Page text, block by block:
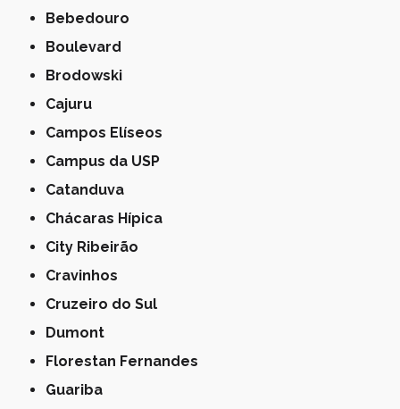
Bebedouro
Boulevard
Brodowski
Cajuru
Campos Elíseos
Campus da USP
Catanduva
Chácaras Hípica
City Ribeirão
Cravinhos
Cruzeiro do Sul
Dumont
Florestan Fernandes
Guariba